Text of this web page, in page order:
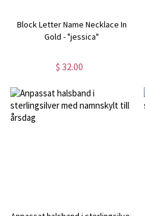
Block Letter Name Necklace In
Gold - "jessica"
$ 32.00